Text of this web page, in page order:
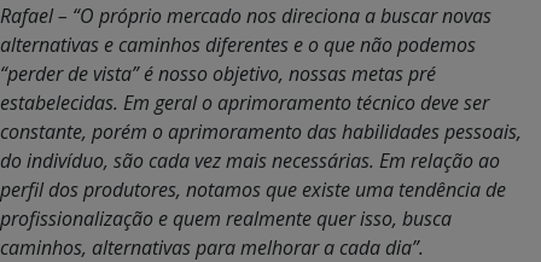
Rafael – “O próprio mercado nos direciona a buscar novas
alternativas e caminhos diferentes e o que não podemos
“perder de vista” é nosso objetivo, nossas metas pré
estabelecidas. Em geral o aprimoramento técnico deve ser
constante, porém o aprimoramento das habilidades pessoais,
do indivíduo, são cada vez mais necessárias. Em relação ao
perfil dos produtores, notamos que existe uma tendência de
profissionalização e quem realmente quer isso, busca
caminhos, alternativas para melhorar a cada dia”.